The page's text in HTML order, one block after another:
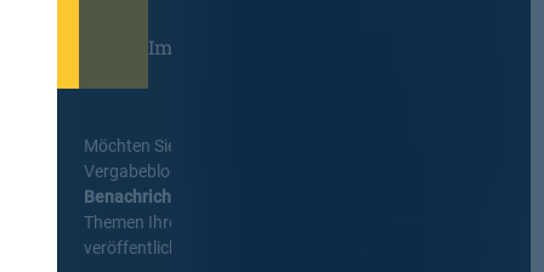
Immer informiert bleiben!
Möchten Sie keine Neuigkeiten aus dem
Vergabeblog verpassen? Per
Benachrichtigung
Themen Ihrer Wahl, sobald neue Beiträge
veröffentlicht werden.